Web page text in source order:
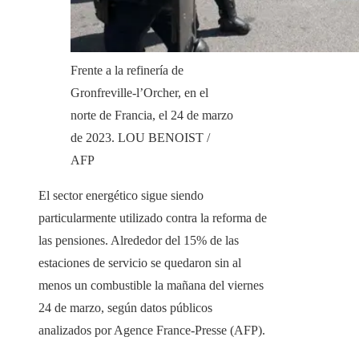
Frente a la refinería de
Gronfreville-l’Orcher, en el
norte de Francia, el 24 de marzo
de 2023. LOU BENOIST /
AFP
El sector energético sigue siendo
particularmente utilizado contra la reforma de
las pensiones. Alrededor del 15% de las
estaciones de servicio se quedaron sin al
menos un combustible la mañana del viernes
24 de marzo, según datos públicos
analizados por Agence France-Presse (AFP).